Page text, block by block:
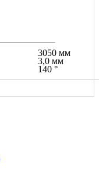
3050 мм
3,0 мм
140 °